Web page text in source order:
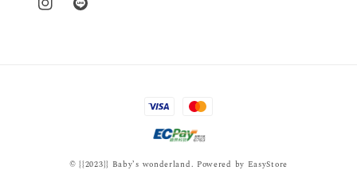
© {{2023}} Baby’s wonderland. Powered by EasyStore